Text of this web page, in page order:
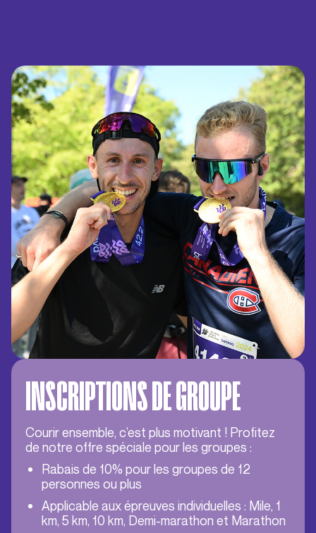
INSCRIPTIONS DE GROUPE
Courir ensemble, c’est plus motivant ! Profitez
de notre offre spéciale pour les groupes :
Rabais de 10% pour les groupes de 12
personnes ou plus
Applicable aux épreuves individuelles : Mile, 1
km, 5 km, 10 km, Demi-marathon et Marathon